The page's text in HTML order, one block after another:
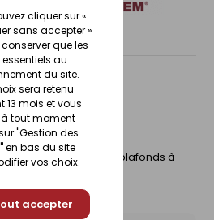
cliquer sur «
sans accepter »
que les
au
du site.
sera retenu
13 mois et vous
à tout moment
"Gestion des
en bas du site
vos choix.
accepter
galvanisé -Z140.
ossature pour les plafonds à
produit